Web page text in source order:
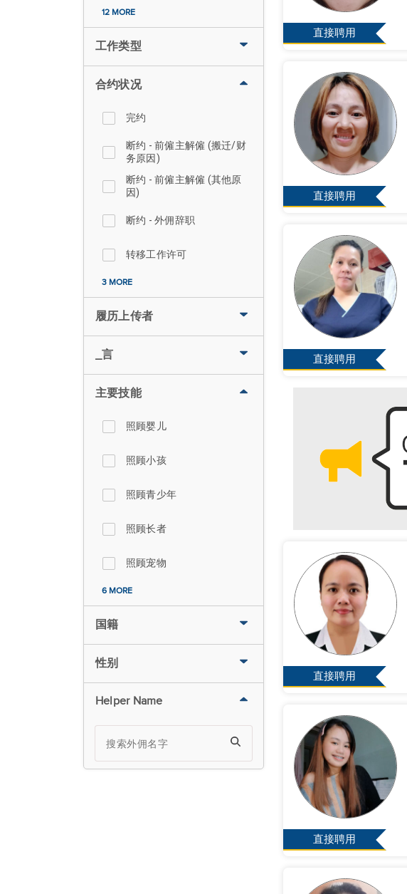
12 MORE
工作类型
合约状况
完约
断约 - 前僱主解僱 (搬迁/财
务原因)
断约 - 前僱主解僱 (其他原
因)
断约 - 外佣辞职
转移工作许可
3 MORE
履历上传者
_言
主要技能
照顾婴儿
照顾小孩
照顾青少年
照顾长者
照顾宠物
6 MORE
国籍
性别
Helper Name
直接聘用
直接聘用
直接聘用
直接聘用
直接聘用